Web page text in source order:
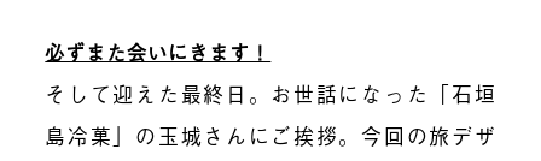
必ずまた会いにきます！
そして迎えた最終日。お世話になった「石垣
島冷菓」の玉城さんにご挨拶。今回の旅デザ